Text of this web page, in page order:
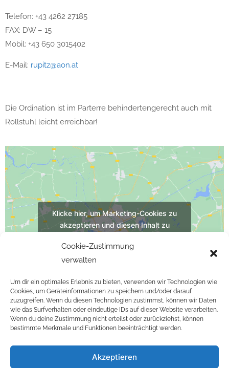
Cookie-Zustimmung
verwalten
Um dir ein optimales Erlebnis zu bieten, verwenden wir Technologien wie
Cookies, um Geräteinformationen zu speichern und/oder darauf
zuzugreifen. Wenn du diesen Technologien zustimmst, können wir Daten
wie das Surfverhalten oder eindeutige IDs auf dieser Website verarbeiten.
Wenn du deine Zustimmung nicht erteilst oder zurückziehst, können
bestimmte Merkmale und Funktionen beeinträchtigt werden.
Akzeptieren
Telefon: +43 4262 27185
FAX: DW – 15
Mobil: +43 650 3015402
E-Mail: rupitz@aon.at
Die Ordination ist im Parterre behindertengerecht auch mit
Rollstuhl leicht erreichbar!
Klicke hier, um Marketing-Cookies zu
akzeptieren und diesen Inhalt zu
F
c
e
I
s
t